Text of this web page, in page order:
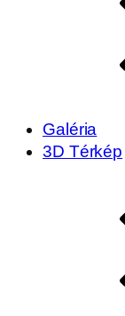
Galéria
3D Térkép